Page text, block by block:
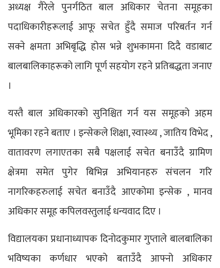
अध्यक्ष गैरेले पुनर्गठित बाल अधिकार चेतना समूहका
पदाधिकारीहरूलाई आफू सचेत हुँदै समाज परिबर्तन गर्न
सक्ने क्षमता अभिबृद्धि होस भन्ने शुभकामना दिदै वडाबाट
बालबालिकाहरूको लागि पूर्ण सहयोग रहने प्रतिबद्धता जनाए
।
यस्तै बाल अधिकारको सुनिश्चित गर्न यस समूहको अहम
भूमिका रहने बताए । इन्सेकले शिक्षा, स्वास्थ्य , जातिय विभेद ,
वातावरण लगाएतका सबै पक्षलाई सचेत बनाउँदै ग्रामिण
क्षेत्रमा समेत पुगेर बिभिन्न अभियानहरु संचलन गरि
नागरिकहरुलाई सचेत बनाउँदै आएकोमा इन्सेक , मानव
अधिकार समूह कपिलवस्तुलाई धन्यवाद दिए ।
विद्यालयका प्रधानाध्यापक दिनोदकुमार गुप्ताले बालबालिका
भविष्यका कर्णधार भएको बताउँदै आफ्नो अधिकार